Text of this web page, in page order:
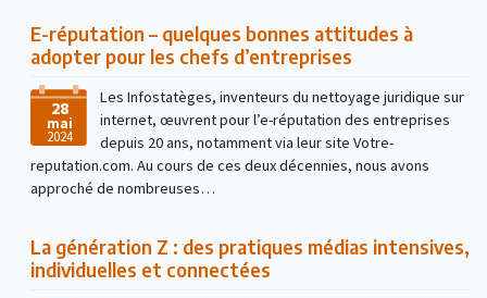
E-réputation – quelques bonnes attitudes à
adopter pour les chefs d’entreprises
28
mai
2024
Les Infostatèges, inventeurs du nettoyage juridique sur
internet, œuvrent pour l’e-réputation des entreprises
depuis 20 ans, notamment via leur site Votre-
reputation.com. Au cours de ces deux décennies, nous avons
approché de nombreuses…
La génération Z : des pratiques médias intensives,
individuelles et connectées